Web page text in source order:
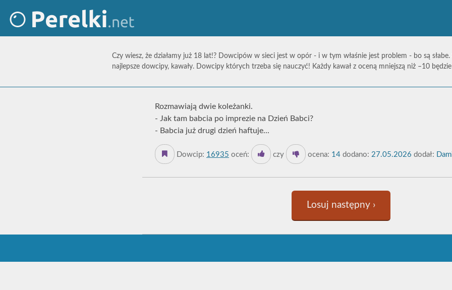
Czy wiesz, że działamy już 18 lat!? Dowcipów w sieci jest w opór - i w tym właśnie jest problem - bo są słabe.
najlepsze dowcipy, kawały. Dowcipy których trzeba się nauczyć! Każdy kawał z oceną mniejszą niż –10
Rozmawiają dwie koleżanki.
- Jak tam babcia po imprezie na Dzień Babci?
- Babcia już drugi dzień haftuje...
Dowcip: 16935 oceń: czy ocena: 14 dodano: 27.05.2026 dodał:
Losuj następny ›